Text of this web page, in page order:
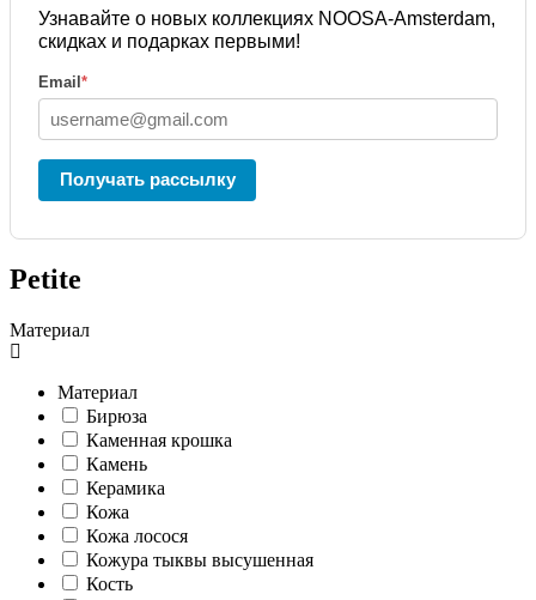
Узнавайте о новых коллекциях NOOSA-Amsterdam,
скидках и подарках первыми!
Email *
Получать рассылку
Petite
Материал
Материал
Бирюза
Каменная крошка
Камень
Керамика
Кожа
Кожа лосося
Кожура тыквы высушенная
Кость